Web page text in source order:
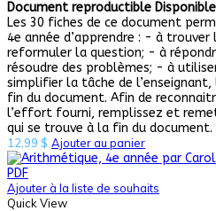
Document reproductible
Les 30 fiches de ce document
4e année d’apprendre : - à
reformuler la question; - à
résoudre des problèmes; - à
simplifier la tâche de
fin du document. Afin de
l’effort fourni, remplissez et
qui se trouve à la fin du document.
12,99 $ Ajouter au panier
Ajouter à la liste de souhaits
Quick View